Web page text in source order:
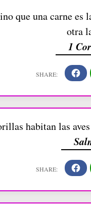
que una carne
otra
1
habitan las